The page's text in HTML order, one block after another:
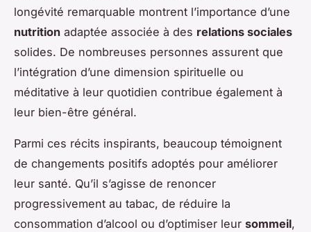
longévité remarquable montrent l’importance d’une
nutrition adaptée associée à des relations sociales
solides. De nombreuses personnes assurent que
l’intégration d’une dimension spirituelle ou
méditative à leur quotidien contribue également à
leur bien-être général.
Parmi ces récits inspirants, beaucoup témoignent
de changements positifs adoptés pour améliorer
leur santé. Qu’il s’agisse de renoncer
progressivement au tabac, de réduire la
consommation d’alcool ou d’optimiser leur sommeil,